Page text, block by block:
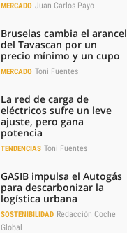
MERCADO Juan Carlos Payo
Bruselas cambia el arancel
del Tavascan por un
precio mínimo y un cupo
MERCADO Toni Fuentes
La red de carga de
eléctricos sufre un leve
ajuste, pero gana
potencia
TENDENCIAS Toni Fuentes
GASIB impulsa el Autogás
para descarbonizar la
logística urbana
SOSTENIBILIDAD Redacción Coche
Global